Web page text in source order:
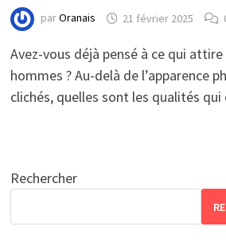
parOranais 21 février 2025
Avez-vous déjà pensé à ce qui
hommes ? Au-delà de l’apparence
clichés, quelles sont les qualités
Rechercher